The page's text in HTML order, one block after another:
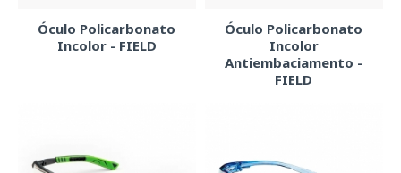
Óculo Policarbonato
Incolor - FIELD
Óculo Policarbonato
Incolor
Antiembaciamento -
FIELD